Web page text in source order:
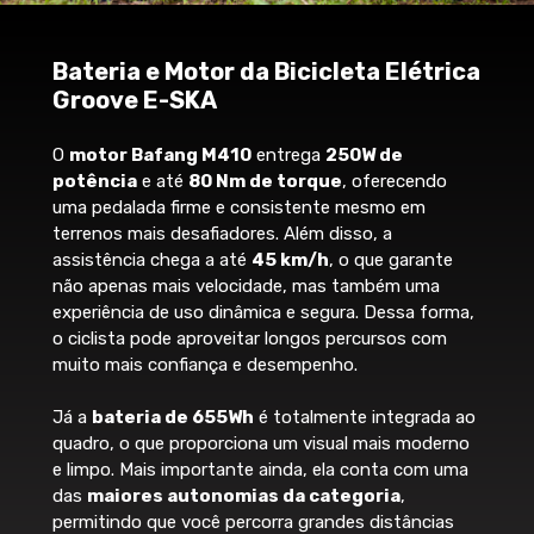
Bateria e Motor da Bicicleta Elétrica
Groove E-SKA
O motor Bafang M410entrega 250W de
potênciae até 80 Nm de torque, oferecendo
uma pedalada firme e consistente mesmo em
terrenos mais desafiadores. Além disso, a
assistência chega a até 45 km/h, o que garante
não apenas mais velocidade, mas também uma
experiência de uso dinâmica e segura. Dessa forma,
o ciclista pode aproveitar longos percursos com
muito mais confiança e desempenho.
Já a bateria de 655Wh é totalmente integrada ao
quadro, o que proporciona um visual mais moderno
e limpo. Mais importante ainda, ela conta com uma
das maiores autonomias da categoria,
permitindo que você percorra grandes distâncias
OBafang M410é um motor central da
linha M-Series desenvolvido especialmente
para e-MTBs e bicicletas de uso misto,
resposta naturalao pedalar. Ele é ideal
pra quem quer encarar subidas técnicas,
trilhas desafiadoras ou deslocamentos
urbanos com o mesmo nível de
desempenho.
Potência 250W (36V)
Desempenho consistente e estável,
com potência nominal de 250W e picos
aceleração suave e força suficiente
para qualquer tipo de terreno.
Torque 80 Nm
O torque de 80 newton-metros
Groove Alumínio 31.6mm
Groove Alumínio 35mm
Selim
Groove MTB
Transmissão
Bateria
Bafang 36V 18.2Ah 655 Wh
Motor
Bracket Drop
(comp.)
Largura do
Diâmetro do
canote
31.6
Wheel size 29" 29"
29"
Curso da
suspensão
100 100 100
Stack 598.3 598.3 598.3
Reach
410 420 435